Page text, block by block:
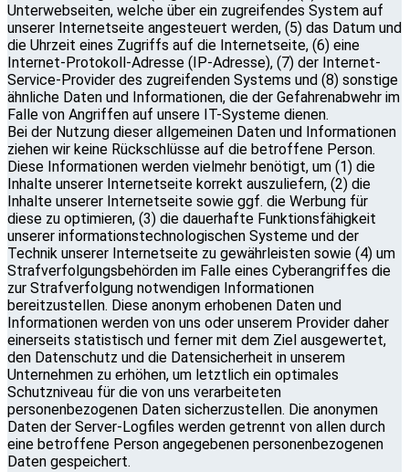
Unterwebseiten, welche über ein zugreifendes System auf
unserer Internetseite angesteuert werden, (5) das Datum und
die Uhrzeit eines Zugriffs auf die Internetseite, (6) eine
Internet-Protokoll-Adresse (IP-Adresse), (7) der Internet-
Service-Provider des zugreifenden Systems und (8) sonstige
ähnliche Daten und Informationen, die der Gefahrenabwehr im
Falle von Angriffen auf unsere IT-Systeme dienen.
Bei der Nutzung dieser allgemeinen Daten und Informationen
ziehen wir keine Rückschlüsse auf die betroffene Person.
Diese Informationen werden vielmehr benötigt, um (1) die
Inhalte unserer Internetseite korrekt auszuliefern, (2) die
Inhalte unserer Internetseite sowie ggf. die Werbung für
diese zu optimieren, (3) die dauerhafte Funktionsfähigkeit
unserer informationstechnologischen Systeme und der
Technik unserer Internetseite zu gewährleisten sowie (4) um
Strafverfolgungsbehörden im Falle eines Cyberangriffes die
zur Strafverfolgung notwendigen Informationen
bereitzustellen. Diese anonym erhobenen Daten und
Informationen werden von uns oder unserem Provider daher
einerseits statistisch und ferner mit dem Ziel ausgewertet,
den Datenschutz und die Datensicherheit in unserem
Unternehmen zu erhöhen, um letztlich ein optimales
Schutzniveau für die von uns verarbeiteten
personenbezogenen Daten sicherzustellen. Die anonymen
Daten der Server-Logfiles werden getrennt von allen durch
eine betroffene Person angegebenen personenbezogenen
Daten gespeichert.